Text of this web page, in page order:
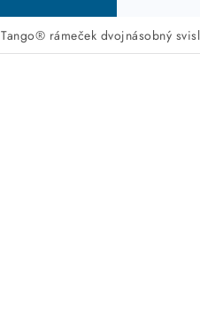
Tango® rámeček dvojnásobný